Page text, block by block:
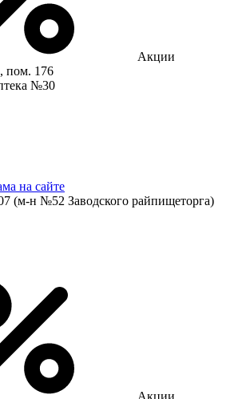
Акции
пом. 176
№30
на сайте
(м-н №52 Заводского райпищеторга)
Акции